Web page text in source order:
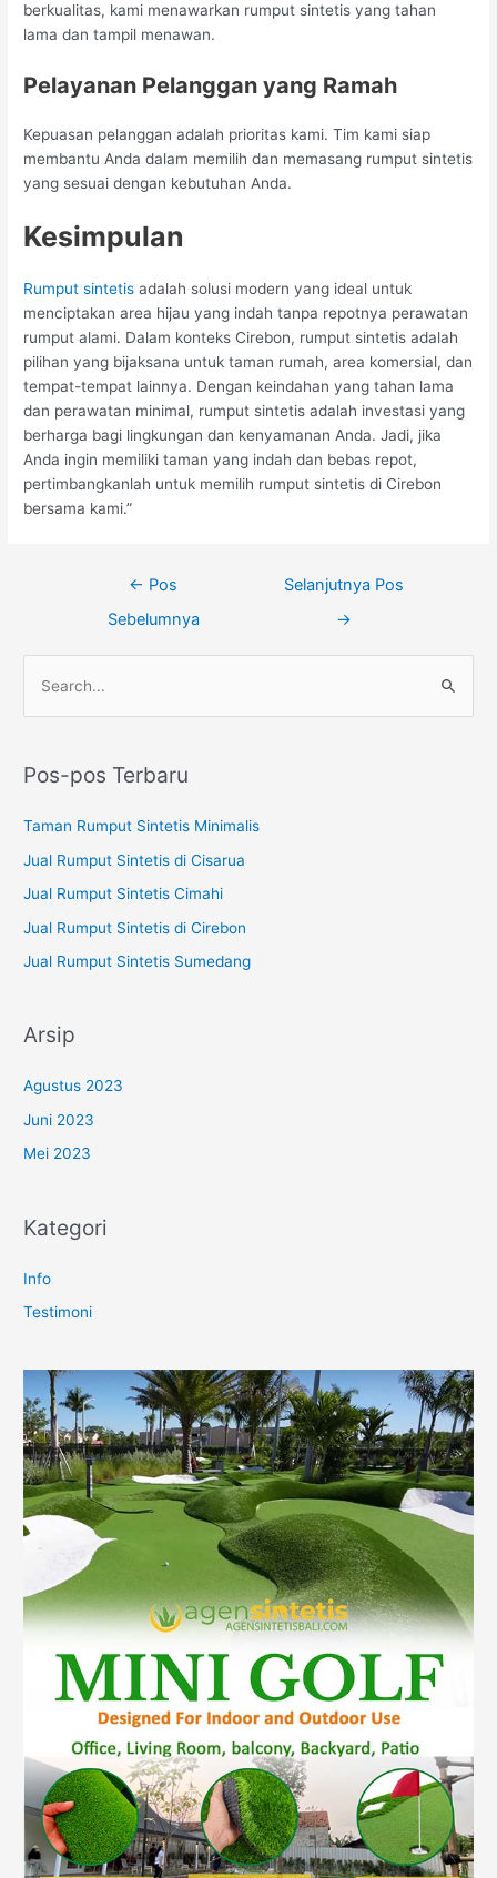
berkualitas, kami menawarkan rumput sintetis yang tahan
lama dan tampil menawan.
Pelayanan Pelanggan yang Ramah
Kepuasan pelanggan adalah prioritas kami. Tim kami siap
membantu Anda dalam memilih dan memasang rumput sintetis
yang sesuai dengan kebutuhan Anda.
Kesimpulan
Rumput sintetis adalah solusi modern yang ideal untuk
menciptakan area hijau yang indah tanpa repotnya perawatan
rumput alami. Dalam konteks Cirebon, rumput sintetis adalah
pilihan yang bijaksana untuk taman rumah, area komersial, dan
tempat-tempat lainnya. Dengan keindahan yang tahan lama
dan perawatan minimal, rumput sintetis adalah investasi yang
berharga bagi lingkungan dan kenyamanan Anda. Jadi, jika
Anda ingin memiliki taman yang indah dan bebas repot,
pertimbangkanlah untuk memilih rumput sintetis di Cirebon
bersama kami.”
← Pos
Sebelumnya
Selanjutnya Pos
→
a
i
t
u
k
:
Pos-pos Terbaru
Taman Rumput Sintetis Minimalis
Jual Rumput Sintetis di Cisarua
Jual Rumput Sintetis Cimahi
Jual Rumput Sintetis di Cirebon
Jual Rumput Sintetis Sumedang
Arsip
Agustus 2023
Juni 2023
Mei 2023
Kategori
Info
Testimoni